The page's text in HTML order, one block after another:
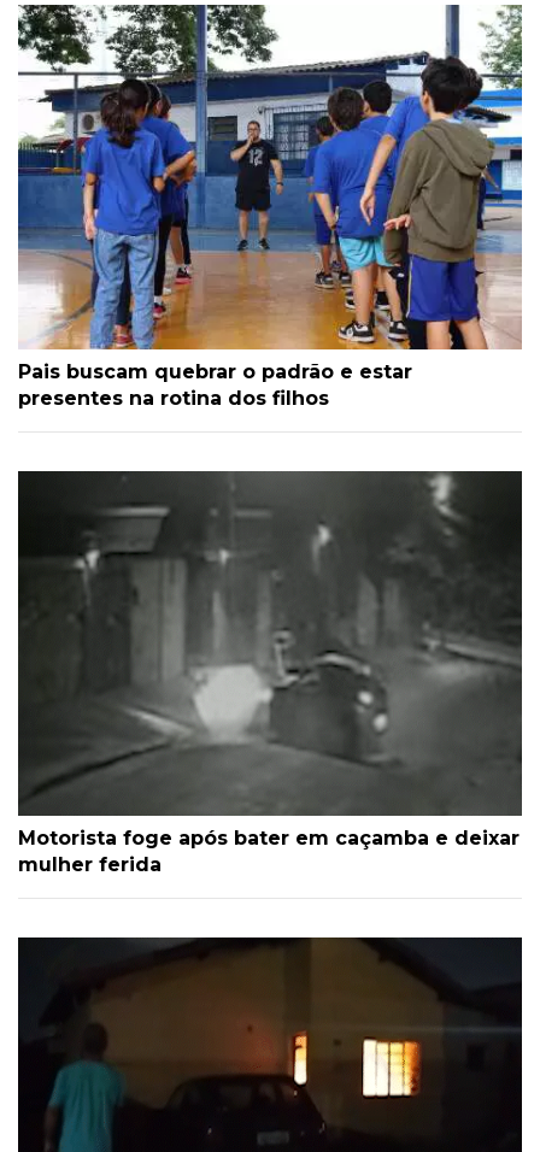
Pais buscam quebrar o padrão e estar
presentes na rotina dos filhos
Motorista foge após bater em caçamba e deixar
mulher ferida